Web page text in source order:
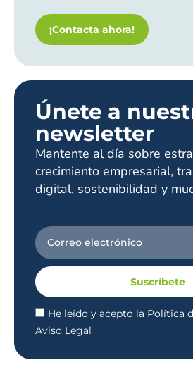
¡Contacta ahora!
Únete a
newsletter
Mantente al día sobre
crecimiento empresarial,
digital, sostenibilidad y
He leído y acepto la Política
Aviso Legal
Suscríbete